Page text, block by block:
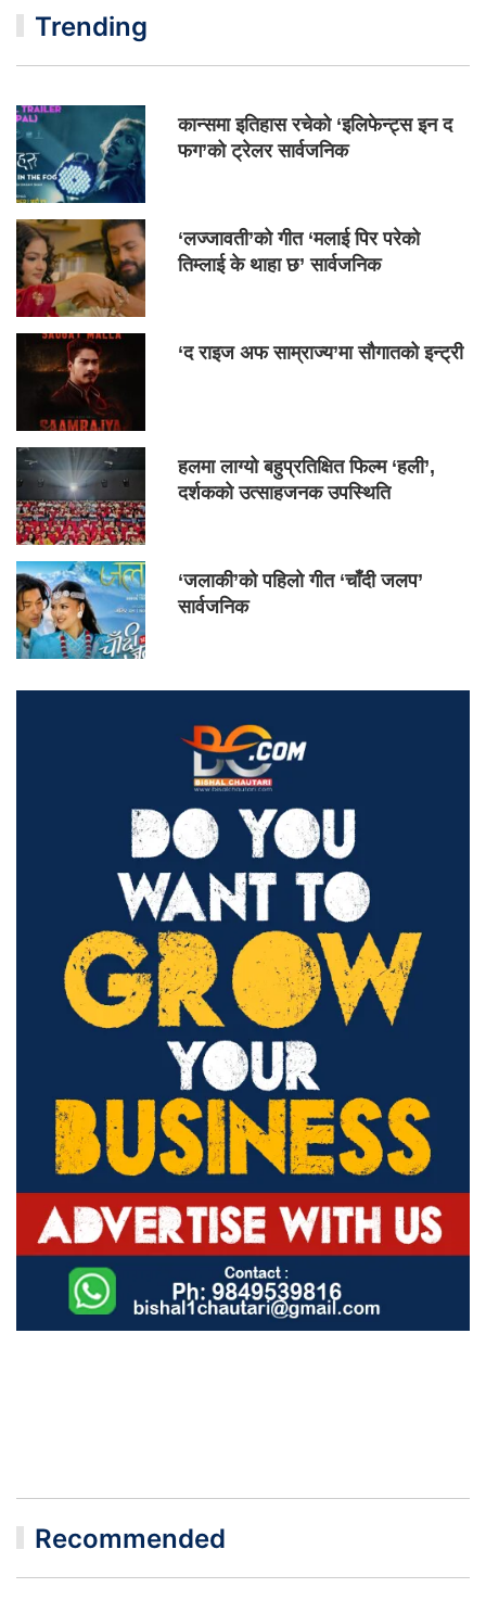
Trending
कान्समा इतिहास रचेको ‘इलिफेन्ट्स इन द
फग’को ट्रेलर सार्वजनिक
‘लज्जावती’को गीत ‘मलाई पिर परेको
तिम्लाई के थाहा छ’ सार्वजनिक
‘द राइज अफ साम्राज्य’मा सौगातको इन्ट्री
हलमा लाग्यो बहुप्रतिक्षित फिल्म ‘हली’,
दर्शकको उत्साहजनक उपस्थिति
‘जलाकी’को पहिलो गीत ‘चाँदी जलप’
सार्वजनिक
Recommended